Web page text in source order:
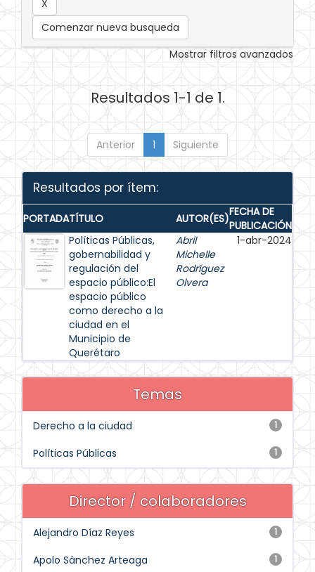
Comenzar nueva busqueda
Mostrar filtros avanzados
Resultados 1-1 de 1.
Anterior 1 Siguiente
Resultados por ítem:
PORTADATÍTULO AUTOR(ES)FECHA DE
PUBLICACIÓN
Políticas Públicas,
gobernabilidad y
regulación del
espacio público:El
espacio público
como derecho a la
ciudad en el
Municipio de
Querétaro
Abril
Michelle
Rodríguez
Olvera
1-abr-2024
Temas
1
Derecho a la ciudad
1
Políticas Públicas
Director / colaboradores
1
Alejandro Díaz Reyes
1
Apolo Sánchez Arteaga